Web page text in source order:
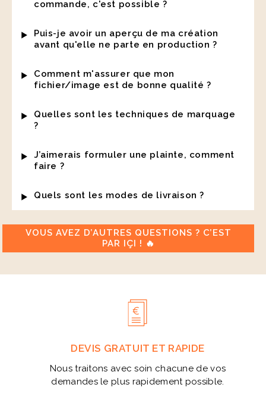
commande, c'est possible ?
Puis-je avoir un aperçu de ma création
avant qu'elle ne parte en production ?
Comment m'assurer que mon
fichier/image est de bonne qualité ?
Quelles sont les techniques de marquage
?
J’aimerais formuler une plainte, comment
faire ?
Quels sont les modes de livraison ?
VOUS AVEZ D’AUTRES QUESTIONS ? C’EST
PAR IÇI ! 🔥
DEVIS GRATUIT ET RAPIDE
Nous traitons avec soin chacune de vos
demandes le plus rapidement possible.